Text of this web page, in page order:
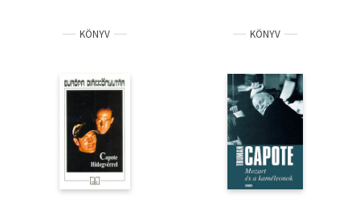
Tankönyv, segédkönyv
Természettudomány
Történelem
KÖNYV KÖNYV